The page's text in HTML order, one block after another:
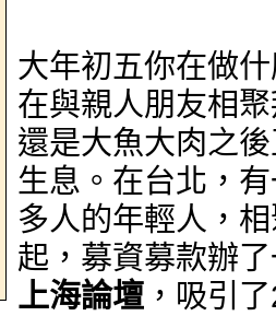
大年初五你在做
在與親人朋友相
還是大魚大肉之
生息。在台北，
多人的年輕人，
起，募資募款辦
上海論壇 ，吸引